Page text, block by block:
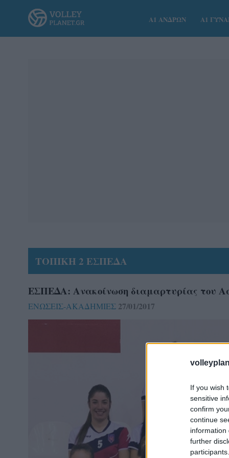
If you wish
sensitive
confirm
continue
information
further
Α1 ΑΝΔΡΩΝ Α1
ΤΟΠΙΚΗ 2 ΕΣΠΕΔΑ
ΕΣΠΕΔΑ: Ανακοίνωση διαμαρτυρίας του
ΕΝΩΣΕΙΣ-ΑΚΑΔΗΜΙΕΣ 27/01/2017